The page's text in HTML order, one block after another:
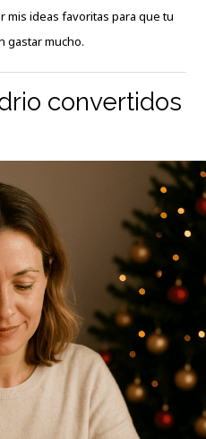
mis ideas favoritas para que tu
gastar mucho.
convertidos